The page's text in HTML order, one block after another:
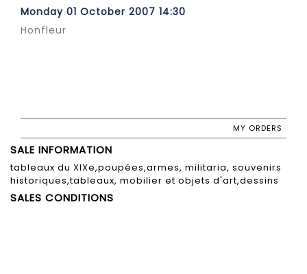
Monday 01 October 2007 14:30
Honfleur
MY ORDERS
SALE INFORMATION
tableaux du XIXe,poupées,armes, militaria, souvenirs
historiques,tableaux, mobilier et objets d'art,dessins
SALES CONDITIONS